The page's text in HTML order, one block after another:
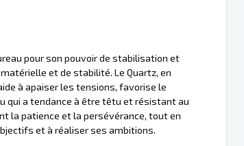
pour son pouvoir de stabilisation et
et de stabilité. Le Quartz, en
à apaiser les tensions, favorise le
qui a tendance à être têtu et résistant au
la patience et la persévérance, tout en
et à réaliser ses ambitions.